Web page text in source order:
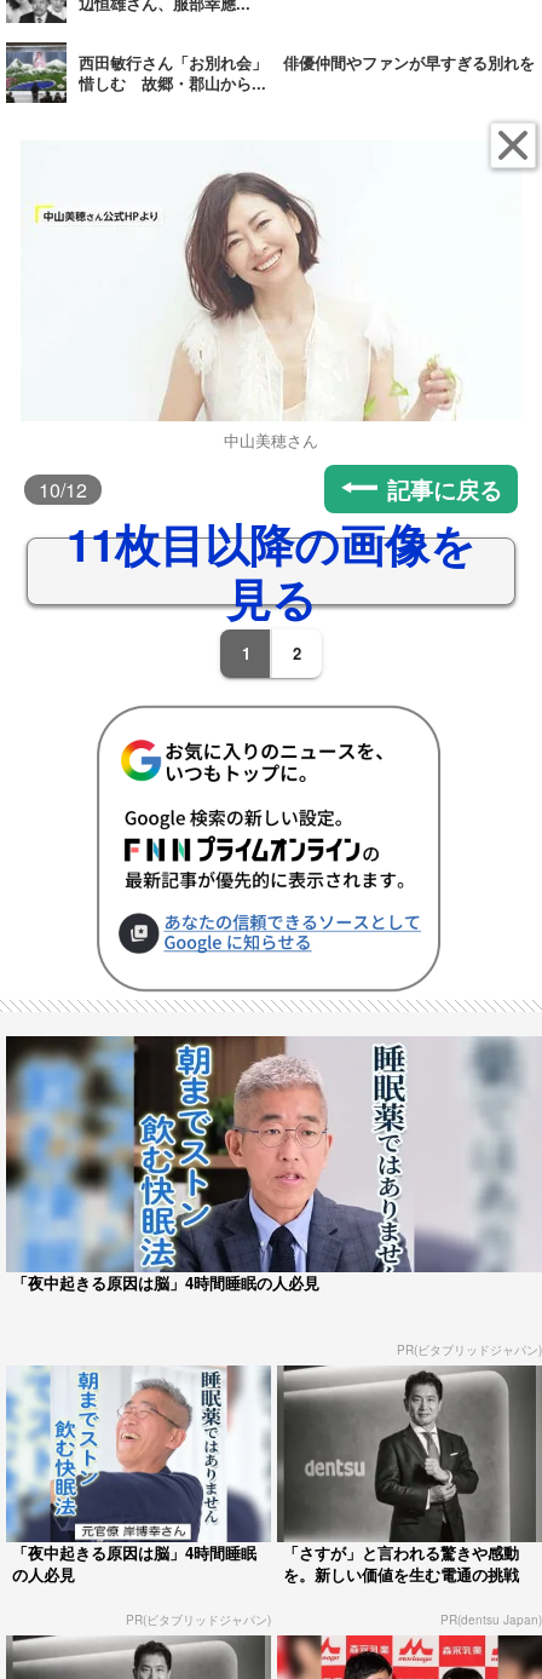
西田敏行さん「お別れ会」 俳優仲間やファンが早すぎる別れを
惜しむ 故郷・郡山から...
中山美穂さん
10/12 記事に戻る
11枚目以降の画像を
見る
1 2
「夜中起きる原因は脳」4時間睡眠の人必見
PR(ビタブリッドジャパン)
「夜中起きる原因は脳」4時間睡眠
の人必見
PR(ビタブリッドジャパン)
「さすが」と言われる驚きや感動
を。新しい価値を生む電通の挑戦
PR(dentsu Japan)